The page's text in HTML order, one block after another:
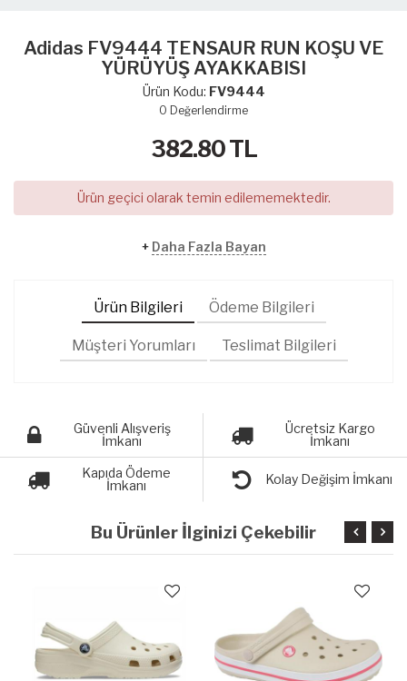
Adidas FV9444 TENSAUR RUN KOŞU VE
YÜRÜYÜŞ AYAKKABISI
Ürün Kodu: FV9444
0 Değerlendirme
382.80TL
Ürün geçici olarak temin edilememektedir.
+ Daha Fazla Bayan
Ürün Bilgileri Ödeme Bilgileri
Müşteri Yorumları Teslimat Bilgileri
Güvenli Alışveriş
İmkanı
Ücretsiz Kargo
İmkanı
Kapıda Ödeme
İmkanı
Kolay Değişim İmkanı
Bu Ürünler İlginizi Çekebilir